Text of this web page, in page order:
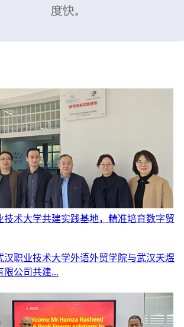
技术大学共建实践基地，精准培育数字贸
汉职业技术大学外语外贸学院与武汉天煜
限公司共建...